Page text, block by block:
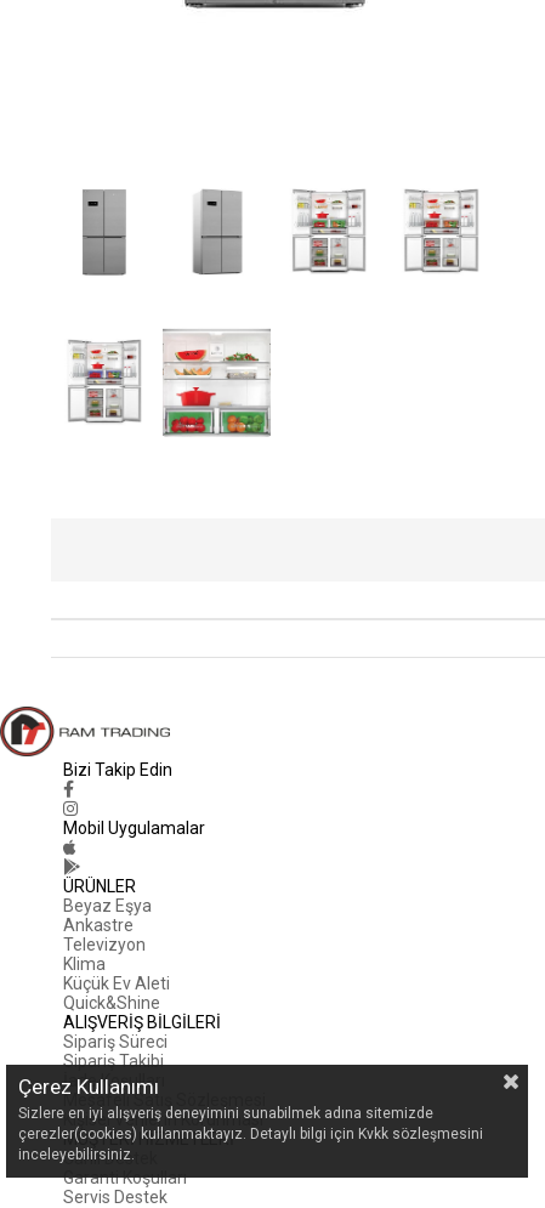
Bizi Takip Edin
Mobil Uygulamalar
ÜRÜNLER
Beyaz Eşya
Ankastre
Televizyon
Klima
Küçük Ev Aleti
Quick&Shine
ALIŞVERİŞ BİLGİLERİ
Sipariş Süreci
Sipariş Takibi
İade Koşulları
Mesafeli Satış Sözleşmesi
Kişisel Verilerin Korunması
MÜŞTERİ HİZMETLERİ
Canlı Destek
Garanti Koşulları
Servis Destek
Çerez Kullanımı
Sizlere en iyi alışveriş deneyimini sunabilmek adına sitemizde
çerezler(cookies) kullanmaktayız. Detaylı bilgi için Kvkk sözleşmesini
inceleyebilirsiniz.